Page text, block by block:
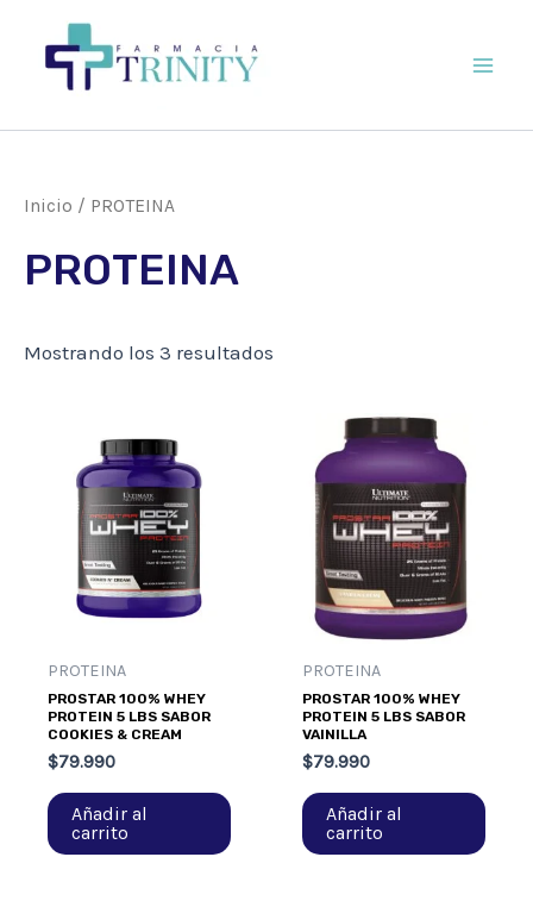
contenido
Inicio / PROTEINA
PROTEINA
Mostrando los 3 resultados
PROTEINA
PROSTAR 100% WHEY
PROTEIN 5 LBS SABOR
COOKIES & CREAM
$79.990
Añadir al
carrito
PROTEINA
PROSTAR 100% WHEY
PROTEIN 5 LBS SABOR
VAINILLA
$79.990
Añadir al
carrito